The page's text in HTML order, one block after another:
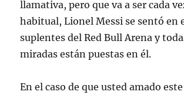
llamativa, pero que va a ser cada
habitual, Lionel Messi se sentó en
suplentes del Red Bull Arena y
miradas están puestas en él.
En el caso de que usted amado